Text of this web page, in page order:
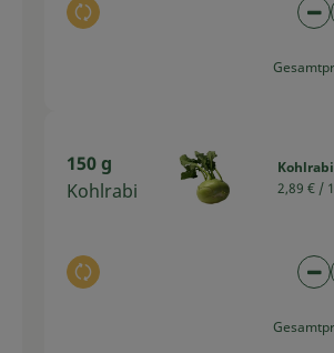
Auswahl ändern
150 g
Kohlrabi
Auswahl ändern
2,89 € /